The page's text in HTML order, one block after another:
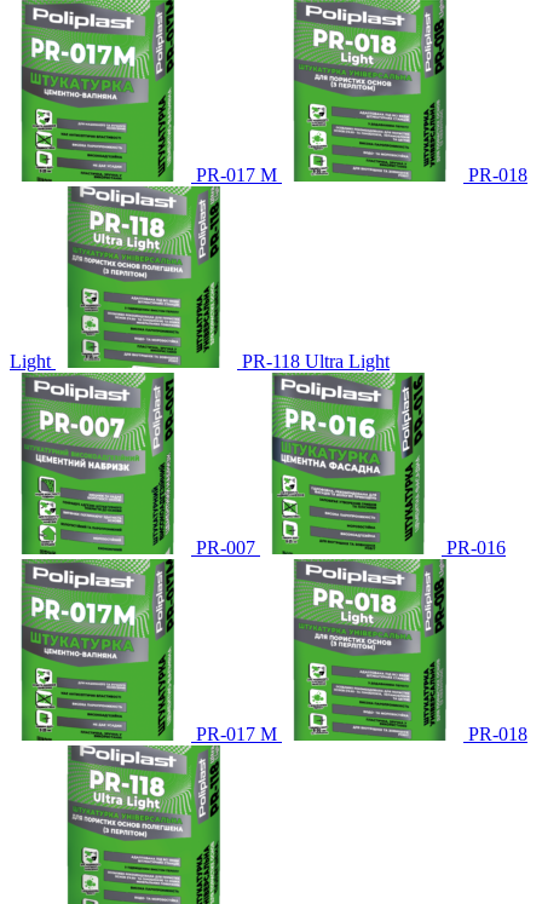
PR-017 М PR-018
Light PR-118 Ultra Light
PR-007 PR-016
PR-017 М PR-018